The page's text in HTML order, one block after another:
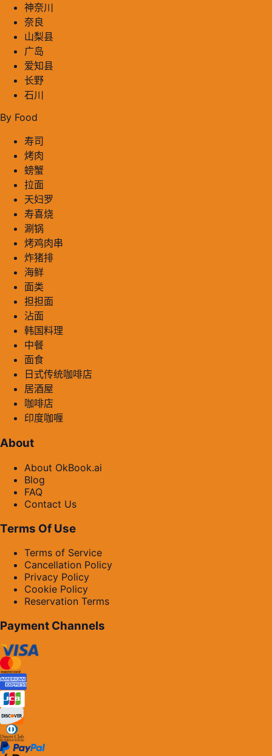
神奈川
奈良
山梨县
广岛
爱知县
长野
石川
By Food
寿司
烤肉
螃蟹
拉面
天妇罗
寿喜烧
涮锅
烤鸡肉串
炸猪排
海鲜
面类
担担面
沾面
韩国料理
中餐
面食
日式传统咖啡店
居酒屋
咖啡店
印度咖喱
About
About OkBook.ai
Blog
FAQ
Contact Us
Terms Of Use
Terms of Service
Cancellation Policy
Privacy Policy
Cookie Policy
Reservation Terms
Payment Channels